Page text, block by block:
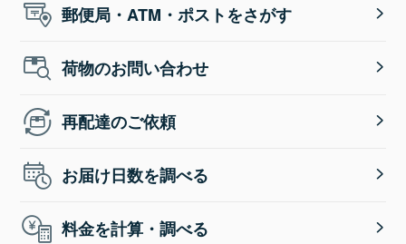
郵便局・ATM・ポストをさがす
荷物のお問い合わせ
再配達のご依頼
お届け日数を調べる
料金を計算・調べる